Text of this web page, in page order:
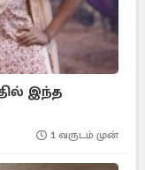
இந்த
1 வருடம் முன்